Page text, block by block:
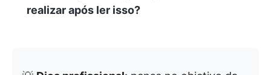
realizar após ler isso?